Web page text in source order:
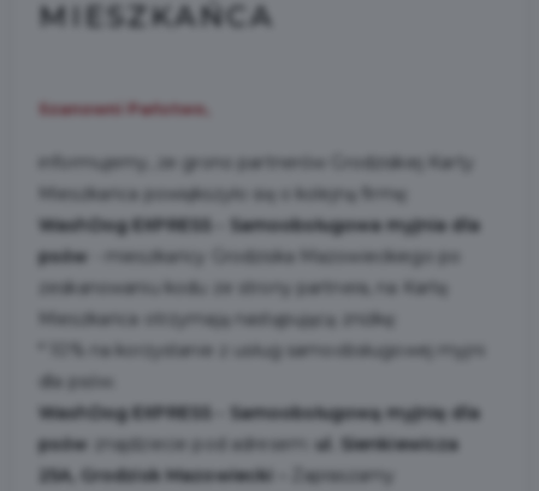
MIESZKAŃCA
Szanowni Państwo,
informujemy, że grono partnerów Grodziskiej Karty
Mieszkańca powiększyło się o kolejną firmę:
WashDog EXPRESS - Samoobsługowa myjnia dla
psów
- mieszkańcy Grodziska Mazowieckiego po
zeskanowaniu kodu ze strony partnera, na Kartę
Mieszkańca otrzymają następującą zniżkę:
* 10% na korzystanie z usług samoobsługowej myjni
WashDog EXPRESS - Samoobsługową myjnię dla
psów
znajdziecie pod adresem:
ul. Sienkiewicza
25A, Grodzisk Mazowiecki
Zapraszamy